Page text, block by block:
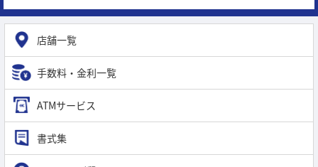
店舗一覧
手数料・金利一覧
ATMサービス
書式集